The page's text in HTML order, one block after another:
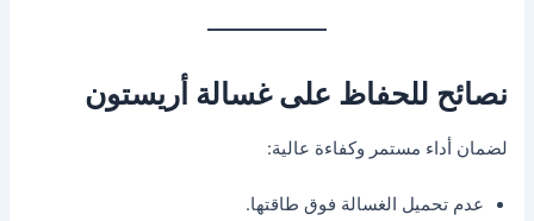
نصائح للحفاظ على غسالة أريستون
لضمان أداء مستمر وكفاءة عالية:
عدم تحميل الغسالة فوق طاقتها.